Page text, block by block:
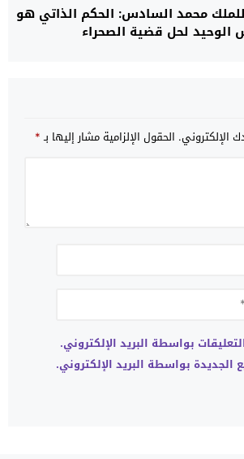
محمد السادس: الحكم الذاتي هو
الوحيد لحل قضية الصحراء
الإلكتروني. الحقول الإلزامية مشار إليها بـ*
بواسطة البريد الإلكتروني.
الجديدة بواسطة البريد الإلكتروني.